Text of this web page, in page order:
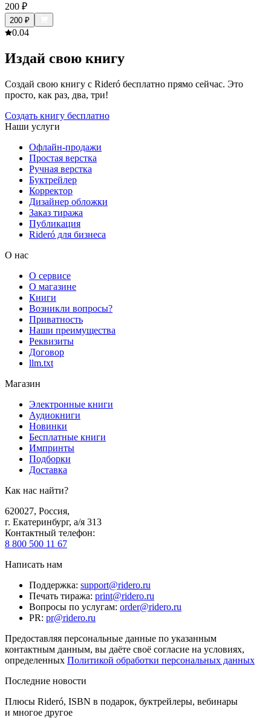
200 ₽
200 ₽
0.04
Издай свою книгу
Создай свою книгу с Rideró бесплатно прямо сейчас. Это
просто, как раз, два, три!
Создать книгу бесплатно
Наши услуги
Офлайн-продажи
Простая верстка
Ручная верстка
Буктрейлер
Корректор
Дизайнер обложки
Заказ тиража
Публикация
Rideró для бизнеса
О нас
О сервисе
О магазине
Книги
Возникли вопросы?
Приватность
Наши преимущества
Реквизиты
Договор
llm.txt
Магазин
Электронные книги
Аудиокниги
Новинки
Бесплатные книги
Импринты
Подборки
Доставка
Как нас найти?
620027, Россия,
г. Екатеринбург, а/я 313
Контактный телефон:
8 800 500 11 67
Написать нам
Поддержка: support@ridero.ru
Печать тиража: print@ridero.ru
Вопросы по услугам: order@ridero.ru
PR: pr@ridero.ru
Предоставляя персональные данные по указанным
контактным данным, вы даёте своё согласие на условиях,
определенных Политикой обработки персональных данных
Последние новости
Плюсы Rideró, ISBN в подарок, буктрейлеры, вебинары
и многое другое